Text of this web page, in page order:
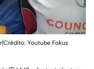
Youtube Fokus